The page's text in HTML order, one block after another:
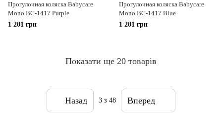
Прогулочная коляска Babycare
Mono BC-1417 Purple
1 201 грн
Прогулочная коляска Babycare
Mono BC-1417 Blue
1 201 грн
Показати ще 20 товарів
Назад 3 з 48 Вперед